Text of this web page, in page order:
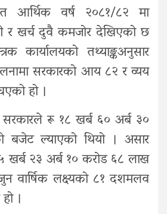
आर्थिक वर्ष २०८१/८२ मा
र खर्च दुवै कमजोर देखिएको छ
कार्यालयको तथ्याङ्कअनुसार
सरकारको आय ८२ र व्यय
हो ।
रू १८ खर्ब ६० अर्ब ३०
बजेट ल्याएको थियो । असार
खर्ब २३ अर्ब १० करोड ६८ लाख
वार्षिक लक्ष्यको ८१ दशमलव
।